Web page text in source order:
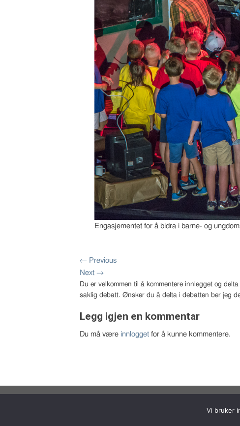
Engasjementet for å bidra i barne- og
← Previous
Next →
Du er velkommen til å kommentere innlegget og
saklig debatt. Ønsker du å delta i debatten ber jeg
Legg igjen en kommentar
Du må være innlogget for å kunne kommentere.
Vi bruker